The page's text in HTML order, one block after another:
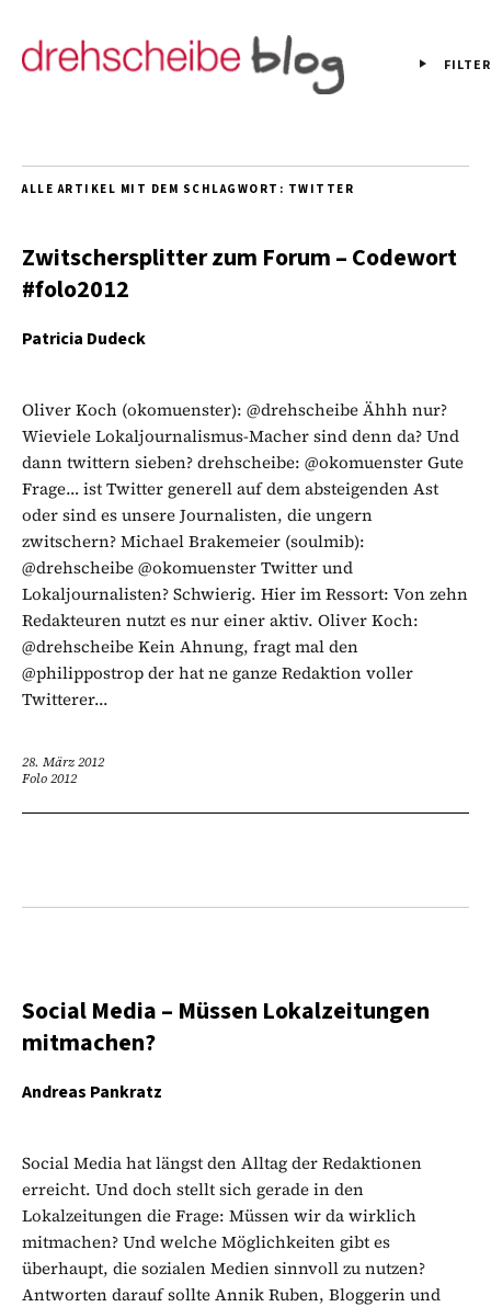
FILTER
ALLE ARTIKEL MIT DEM SCHLAGWORT: TWITTER
Zwitschersplitter zum Forum – Codewort
#folo2012
Patricia Dudeck
Oliver Koch (okomuenster): @drehscheibe Ähhh nur?
Wieviele Lokaljournalismus-Macher sind denn da? Und
dann twittern sieben? drehscheibe: @okomuenster Gute
Frage… ist Twitter generell auf dem absteigenden Ast
oder sind es unsere Journalisten, die ungern
zwitschern? Michael Brakemeier (soulmib):
@drehscheibe @okomuenster Twitter und
Lokaljournalisten? Schwierig. Hier im Ressort: Von zehn
Redakteuren nutzt es nur einer aktiv. Oliver Koch:
@drehscheibe Kein Ahnung, fragt mal den
@philippostrop der hat ne ganze Redaktion voller
Twitterer...
28. März 2012
Folo 2012
Social Media – Müssen Lokalzeitungen
mitmachen?
Andreas Pankratz
Social Media hat längst den Alltag der Redaktionen
erreicht. Und doch stellt sich gerade in den
Lokalzeitungen die Frage: Müssen wir da wirklich
mitmachen? Und welche Möglichkeiten gibt es
überhaupt, die sozialen Medien sinnvoll zu nutzen?
Antworten darauf sollte Annik Ruben, Bloggerin und